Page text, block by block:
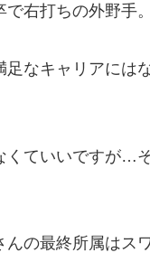
右打ちの外野手。
足なキャリアには
くていいですが…
の最終所属はス